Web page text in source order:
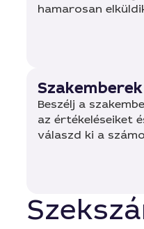
hamarosan
Beszélj a
az értékeléseiket
válaszd ki a